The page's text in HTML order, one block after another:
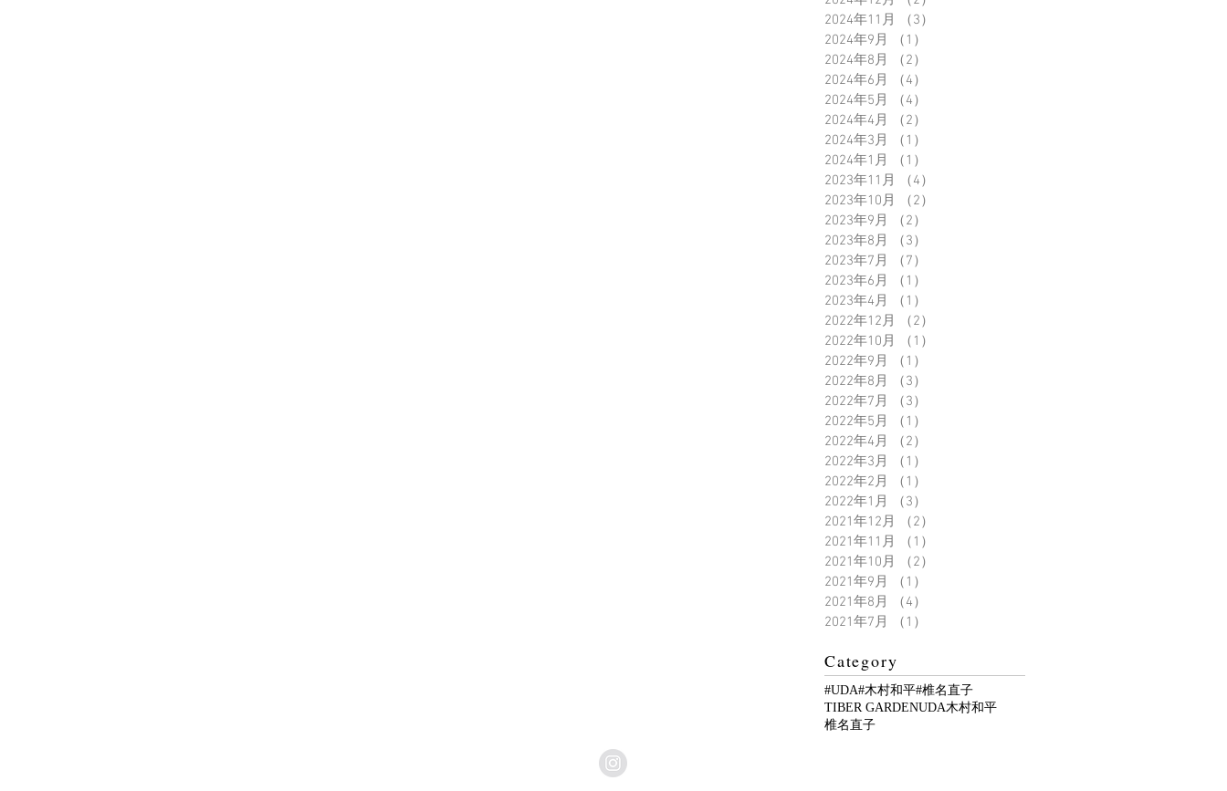
2024年11月
（3）
2024年9月
（1）
2024年8月
（2）
2024年6月
（4）
2024年5月
（4）
2024年4月
（2）
2024年3月
（1）
2024年1月
（1）
2023年11月
（4）
2023年10月
（2）
2023年9月
（2）
2023年8月
（3）
2023年7月
（7）
2023年6月
（1）
2023年4月
（1）
2022年12月
（2）
2022年10月
（1）
2022年9月
（1）
2022年8月
（3）
2022年7月
（3）
2022年5月
（1）
2022年4月
（2）
2022年3月
（1）
2022年2月
（1）
2022年1月
（3）
2021年12月
（2）
2021年11月
（1）
2021年10月
（2）
2021年9月
（1）
2021年8月
（4）
2021年7月
（1）
Category
#UDA#木村和平#椎名直子
TIBER GARDENUDA木村和平
椎名直子